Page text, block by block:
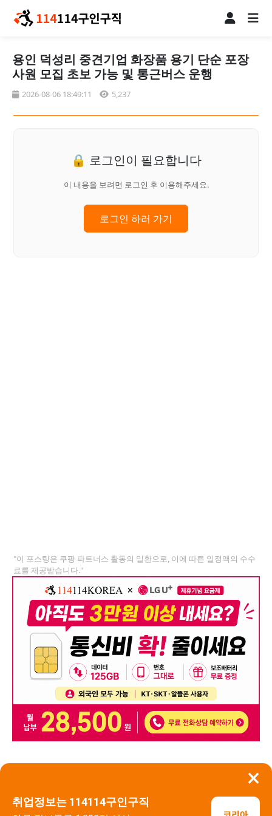
×
취업정보는 114114구인구직
용인 덕성리 중견기업 화장품 용기 단순 포장
사원 모집 초보 가능 및 통근버스 운행
2026-08-06 18:49:11 5,237
🔒 로그인이 필요합니다
이 내용을 보려면 로그인 후 이용해주세요.
로그인 하러 가기
"이 포스팅은 쿠팡 파트너스 활동의 일환으로, 이에 따른 일정액의 수수
료를 제공받습니다."